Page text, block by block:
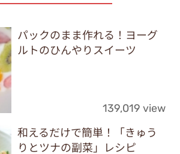
パックのまま作れる！ヨーグ
ルトのひんやりスイーツ
139,019 view
和えるだけで簡単！「きゅう
りとツナの副菜」レシピ